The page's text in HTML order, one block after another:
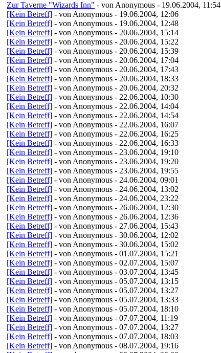
Zur Taverne "Wizards Inn" - von Anonymous - 19.06.2004, 11:54
[Kein Betreff] - von Anonymous - 19.06.2004, 12:06
[Kein Betreff] - von Anonymous - 19.06.2004, 12:48
[Kein Betreff] - von Anonymous - 20.06.2004, 15:14
[Kein Betreff] - von Anonymous - 20.06.2004, 15:22
[Kein Betreff] - von Anonymous - 20.06.2004, 15:39
[Kein Betreff] - von Anonymous - 20.06.2004, 17:04
[Kein Betreff] - von Anonymous - 20.06.2004, 17:43
[Kein Betreff] - von Anonymous - 20.06.2004, 18:33
[Kein Betreff] - von Anonymous - 20.06.2004, 20:32
[Kein Betreff] - von Anonymous - 22.06.2004, 10:30
[Kein Betreff] - von Anonymous - 22.06.2004, 14:04
[Kein Betreff] - von Anonymous - 22.06.2004, 14:54
[Kein Betreff] - von Anonymous - 22.06.2004, 16:07
[Kein Betreff] - von Anonymous - 22.06.2004, 16:25
[Kein Betreff] - von Anonymous - 22.06.2004, 16:33
[Kein Betreff] - von Anonymous - 23.06.2004, 19:10
[Kein Betreff] - von Anonymous - 23.06.2004, 19:20
[Kein Betreff] - von Anonymous - 23.06.2004, 19:55
[Kein Betreff] - von Anonymous - 24.06.2004, 09:01
[Kein Betreff] - von Anonymous - 24.06.2004, 13:02
[Kein Betreff] - von Anonymous - 24.06.2004, 23:22
[Kein Betreff] - von Anonymous - 26.06.2004, 12:30
[Kein Betreff] - von Anonymous - 26.06.2004, 12:36
[Kein Betreff] - von Anonymous - 27.06.2004, 15:43
[Kein Betreff] - von Anonymous - 30.06.2004, 12:02
[Kein Betreff] - von Anonymous - 30.06.2004, 15:02
[Kein Betreff] - von Anonymous - 01.07.2004, 15:21
[Kein Betreff] - von Anonymous - 02.07.2004, 15:07
[Kein Betreff] - von Anonymous - 03.07.2004, 13:45
[Kein Betreff] - von Anonymous - 05.07.2004, 13:15
[Kein Betreff] - von Anonymous - 05.07.2004, 13:27
[Kein Betreff] - von Anonymous - 05.07.2004, 13:33
[Kein Betreff] - von Anonymous - 05.07.2004, 18:10
[Kein Betreff] - von Anonymous - 07.07.2004, 11:19
[Kein Betreff] - von Anonymous - 07.07.2004, 13:27
[Kein Betreff] - von Anonymous - 07.07.2004, 18:03
[Kein Betreff] - von Anonymous - 08.07.2004, 19:16